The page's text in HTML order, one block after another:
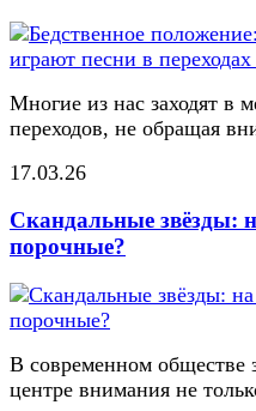
Многие из нас заходят в
переходов, не обращая
17.03.26
Скандальные звёзды:
порочные?
В современном обществе
центре внимания не